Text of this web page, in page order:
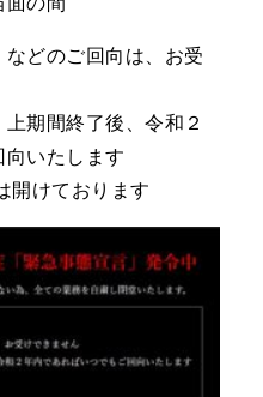
などのご回向は、お受
期間終了後、令和２
いたします
開けております